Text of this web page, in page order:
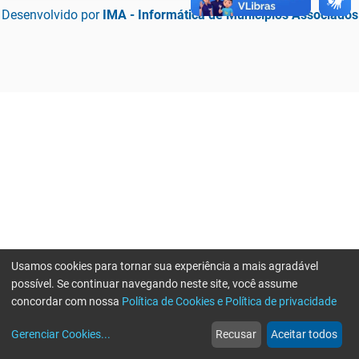
Desenvolvido por IMA - Informática de Municípios Associados
web
Notícias
more_horiz
Mais
Usamos cookies para tornar sua experiência a mais agradável
possível. Se continuar navegando neste site, você assume
concordar com nossa Política de Cookies e Política de privacidade
Gerenciar Cookies... Recusar Aceitar todos
Erro ao enviar informações, por favor tente novamente